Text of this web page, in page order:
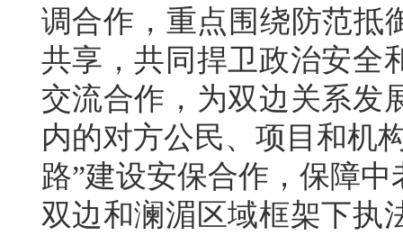
调合作，重点围绕防范抵
共享，共同捍卫政治安全
交流合作，为双边关系发
内的对方公民、项目和机
路”建设安保合作，保障
双边和澜湄区域框架下执